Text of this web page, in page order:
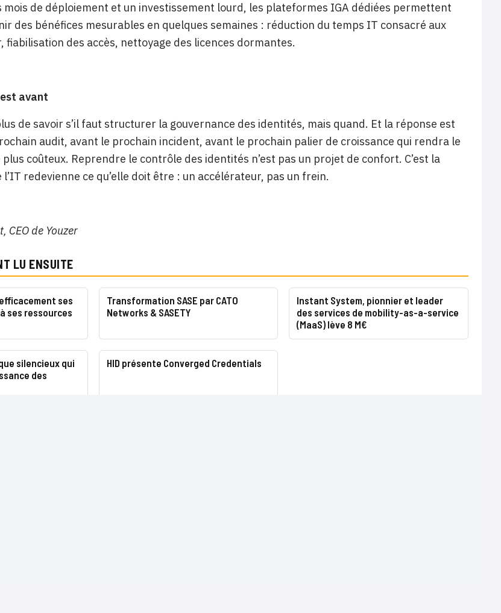
de déploiement et un investissement lourd, les plateformes IGA dédiées permettent
des bénéfices mesurables en quelques semaines : réduction du temps IT consacré aux
fiabilisation des accès, nettoyage des licences dormantes.
avant
de savoir s’il faut structurer la gouvernance des identités, mais quand. Et la réponse est
audit, avant le prochain incident, avant le prochain palier de croissance qui rendra le
coûteux. Reprendre le contrôle des identités n’est pas un projet de confort. C’est la
redevienne ce qu’elle doit être : un accélérateur, pas un frein.
CEO de Youzer
LU ENSUITE
ses
ses ressources
Transformation SASE par CATO
Networks & SASETY
Instant System, pionnier et leader
des services de mobility-as-a-service
(MaaS) lève 8 M€
silencieux qui
des
HID présente Converged Credentials